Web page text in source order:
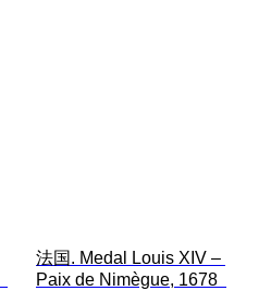
法国. Medal Louis XIV –
Paix de Nimègue, 1678